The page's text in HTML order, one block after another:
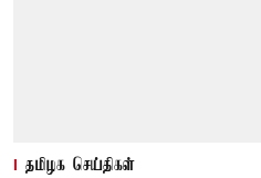
தமிழக செய்திகள்